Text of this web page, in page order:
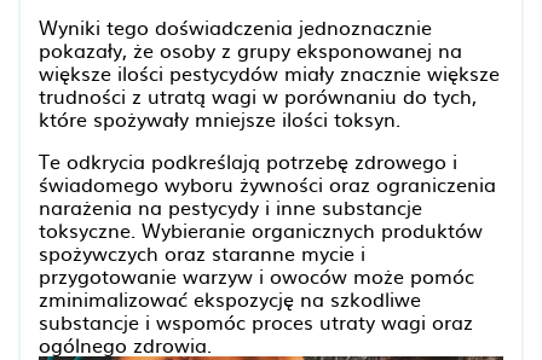
Wyniki tego doświadczenia jednoznacznie
pokazały, że osoby z grupy eksponowanej na
większe ilości pestycydów miały znacznie większe
trudności z utratą wagi w porównaniu do tych,
które spożywały mniejsze ilości toksyn.
Te odkrycia podkreślają potrzebę zdrowego i
świadomego wyboru żywności oraz ograniczenia
narażenia na pestycydy i inne substancje
toksyczne. Wybieranie organicznych produktów
spożywczych oraz staranne mycie i
przygotowanie warzyw i owoców może pomóc
zminimalizować ekspozycję na szkodliwe
substancje i wspomóc proces utraty wagi oraz
ogólnego zdrowia.